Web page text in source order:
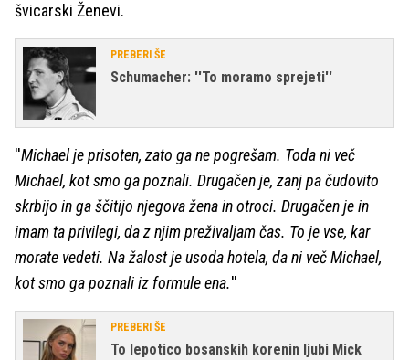
švicarski Ženevi.
PREBERI ŠE
Schumacher: ''To moramo sprejeti''
''Michael je prisoten, zato ga ne pogrešam. Toda ni več
Michael, kot smo ga poznali. Drugačen je, zanj pa čudovito
skrbijo in ga ščitijo njegova žena in otroci. Drugačen je in
imam ta privilegi, da z njim preživaljam čas. To je vse, kar
morate vedeti. Na žalost je usoda hotela, da ni več Michael,
kot smo ga poznali iz formule ena.''
PREBERI ŠE
To lepotico bosanskih korenin ljubi Mick